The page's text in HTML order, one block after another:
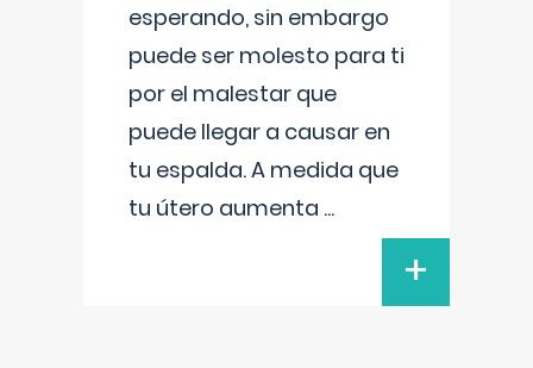
esperando, sin embargo
puede ser molesto para ti
por el malestar que
puede llegar a causar en
tu espalda. A medida que
tu útero aumenta ...
+